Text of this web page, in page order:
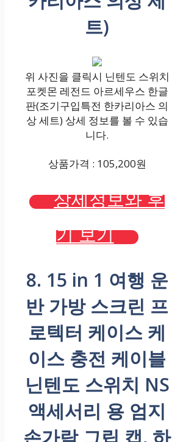
트)
위 사진을 클릭시 닌텐도 스위치
포켓몬 레전드 아르세우스 한글
판(조기구입특전 한카리아스 의
상 세트) 상세 정보를 볼 수 있습
니다.
상품가격 : 105,200원
상세정보와 후
기 보기
8. 15 in 1 여행 운
반 가방 스크린 프
로텍터 케이스 케
이스 충전 케이블
닌텐도 스위치 NS
액세서리 용 엄지
손가락 그립 캡, 하